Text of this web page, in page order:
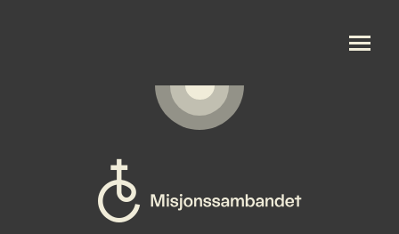
Våre aktiviteter
Kalender